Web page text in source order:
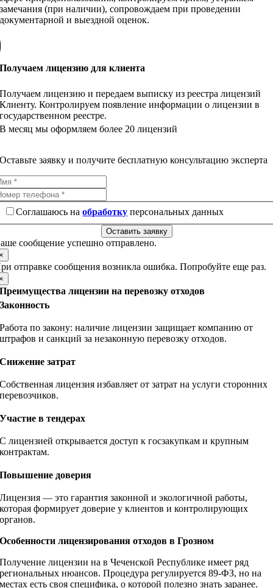
замечания (при наличии), сопровождаем при проведении
документарной и выездной оценок.
Получаем лицензию для клиента
Получаем лицензию и передаем выписку из реестра лицензий
Клиенту. Контролируем появление информации о лицензии в
государственном реестре.
В месяц мы оформляем более 20 лицензий
Оставьте заявку и получите бесплатную консультацию эксперта
Соглашаюсь наобработку персональных данных
Оставить заявку
сообщение успешно отправлено.
отправке сообщения возникла ошибка. Попробуйте еще раз.
Преимущества лицензии на перевозку отходов
Законность
Работа по закону: наличие лицензии защищает компанию от
штрафов и санкций за незаконную перевозку отходов.
Снижение затрат
Собственная лицензия избавляет от затрат на услуги сторонних
перевозчиков.
Участие в тендерах
С лицензией открывается доступ к госзакупкам и крупным
контрактам.
Повышение доверия
Лицензия — это гарантия законной и экологичной работы,
которая формирует доверие у клиентов и контролирующих
органов.
Особенности лицензирования отходов в Грозном
Получение лицензии на в Чеченской Республике имеет ряд
региональных нюансов. Процедура регулируется 89-ФЗ, но на
местах есть своя специфика, о которой полезно знать заранее.